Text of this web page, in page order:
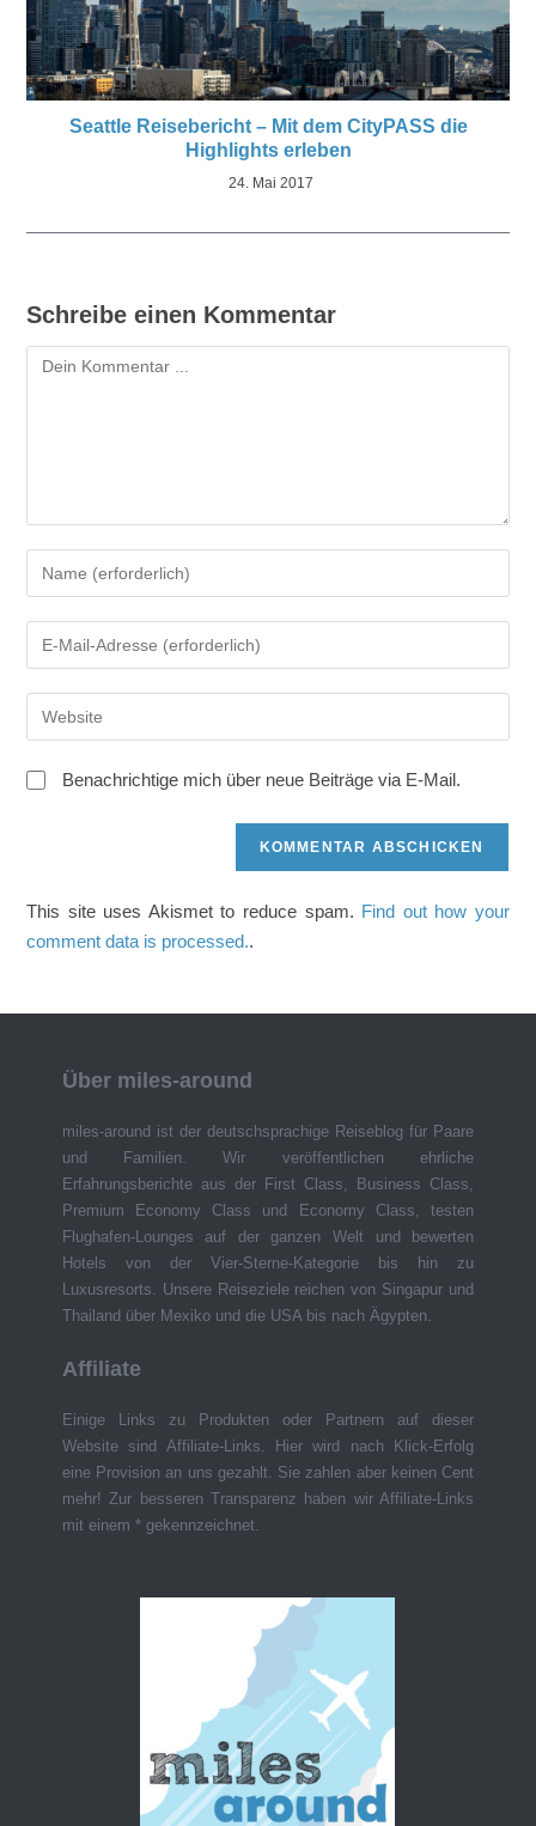
Seattle Reisebericht – Mit dem CityPASS die
Highlights erleben
24. Mai 2017
Schreibe einen Kommentar
Kommentar
oder
Benutzernamen
zum
Kommentieren
Mail-
Adresse
zum
URL
Benachrichtige mich über neue Beiträge via E-Mail.
This site uses Akismet to reduce spam. Find out how your
comment data is processed..
Über miles-around
miles-around ist der deutschsprachige Reiseblog für Paare
und Familien. Wir veröffentlichen ehrliche
Erfahrungsberichte aus der First Class, Business Class,
Premium Economy Class und Economy Class, testen
Flughafen-Lounges auf der ganzen Welt und bewerten
Hotels von der Vier-Sterne-Kategorie bis hin zu
Luxusresorts. Unsere Reiseziele reichen von Singapur und
Thailand über Mexiko und die USA bis nach Ägypten.
Affiliate
Einige Links zu Produkten oder Partnern auf dieser
Website sind Affiliate-Links. Hier wird nach Klick-Erfolg
eine Provision an uns gezahlt. Sie zahlen aber keinen Cent
mehr! Zur besseren Transparenz haben wir Affiliate-Links
mit einem * gekennzeichnet.